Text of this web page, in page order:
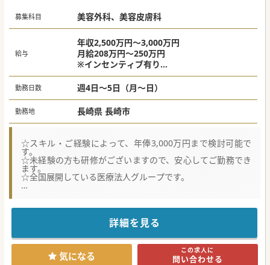
募集科目 美容外科、美容皮膚科
給与
年収2,500万円～3,000万円
月給208万円～250万円
※インセンティブ有り
【想定年収2500万円の条件】
以下の条件を満たした場合は年収2500万円～
・常勤／週5日 ・8時間勤務 ・固定休希望
なし
勤務日数 週4日～5日（月～日）
勤務地 長崎県 長崎市
☆スキル・ご経験によって、年俸3,000万円まで検討可能で
す。
☆未経験の方も研修がございますので、安心してご勤務でき
ます。
☆全国展開している医療法人グループです。
す。
■美容系クリニックとしては珍しく、19時終了なのも嬉しい
ポイントです。公私ともに充実できる職場環境です。
■スキル・症例数が多くなればご年収に反映されますので、
インセンティブも含み5,000万円以上も実現可能な美容クリ
ニックです。
詳細を見る
気になる この求人に
問い合わせる